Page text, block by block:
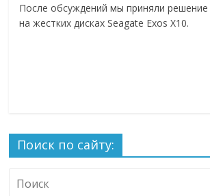
После обсуждений мы приняли решение
на жестких дисках Seagate Exos X10.
Поиск по сайту: